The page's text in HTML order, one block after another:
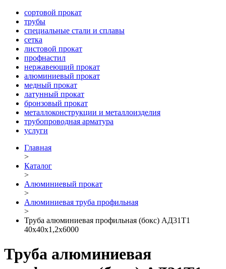
сортовой прокат
трубы
специальные стали и сплавы
сетка
листовой прокат
профнастил
нержавеющий прокат
алюминиевый прокат
медный прокат
латунный прокат
бронзовый прокат
металлоконструкции и металлоизделия
трубопроводная арматура
услуги
Главная
>
Каталог
>
Алюминиевый прокат
>
Алюминиевая труба профильная
>
Труба алюминиевая профильная (бокс) АД31Т1
40х40х1,2х6000
Труба алюминиевая